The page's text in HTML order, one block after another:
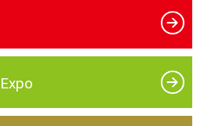
Expo